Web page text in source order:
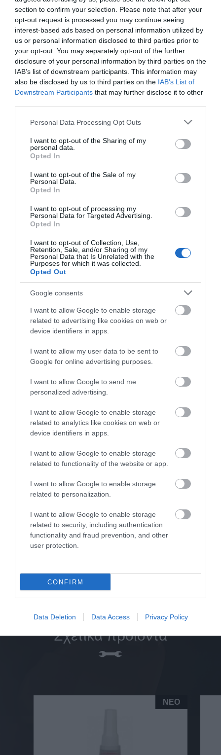
section to confirm your selection. Please note that after your
opt-out request is processed you may continue seeing
interest-based ads based on personal information utilized by
us or personal information disclosed to third parties prior to
your opt-out. You may separately opt-out of the further
disclosure of your personal information by third parties on the
IAB’s list of downstream participants. This information may
also be disclosed by us to third parties on the IAB’s List of
Downstream Participants that may further disclose it to other
Please note that this website/app uses one or more Google
not limited to your visit or usage behaviour. You may click to
grant or deny consent to Google and its third-party tags to
use your data for below specified purposes in below Google
consent section.
Personal Data Processing Opt Outs
I want to opt-out of the Sharing of my
personal data.
Opted In
I want to opt-out of the Sale of my
Personal Data.
Opted In
I want to opt-out of processing my
Personal Data for Targeted Advertising.
Opted In
I want to opt-out of Collection, Use,
Retention, Sale, and/or Sharing of my
Personal Data that Is Unrelated with the
Purposes for which it was collected.
Opted Out
Google consents
I want to allow Google to enable storage
related to advertising like cookies on web or
device identifiers in apps.
I want to allow my user data to be sent to
Google for online advertising purposes.
I want to allow Google to send me
personalized advertising.
I want to allow Google to enable storage
related to analytics like cookies on web or
device identifiers in apps.
I want to allow Google to enable storage
related to functionality of the website or app.
I want to allow Google to enable storage
related to personalization.
I want to allow Google to enable storage
related to security, including authentication
functionality and fraud prevention, and other
user protection.
CONFIRM
Data Deletion Data Access Privacy Policy
προστασίας από τη διάβρωση και υγρών κοπής.
Μπορεί να αποσυναρμολογηθεί με θέρμανση στους 300 ° C
Αποτρέπει την χαλάρωση σε συνδέσεις που υπόκεινται σε
κραδασμούς π.χ. αντλίες, κιβώτια ταχυτήτων ή πρέσες
Κατάλληλο για όλα τα μέταλλα, και παθητικά υποστρώματα
(π.χ. από ανοξείδωτο χάλυβα, αλουμίνιο, επιμεταλλωμένες
επιφάνειες)
Ανθεκτικό σε μικρής κλίμακας ρύπανση βιομηχανικών λαδιών,
π.χ. λαδιών κινητήρα, λαδιών προστασίας από τη διάβρωση, και
υγρών κοπής
Eπιτρέπει αποσυναρμολόγηση με εργαλεία χειρός
Με βάση την επιλογή
σας, ενδέχεται να
ενδιαφέρει τα ακόλουθα
στοιχεία:
Στεγανοποιητικό σπειρωμάτων υψηλού
βαθμού 603 50ml Loctite
Άμεσα Διαθέσιμο
52,51 €
Σχετικά προϊόντα
NEO